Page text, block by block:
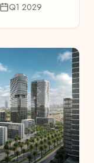
Q1 2029